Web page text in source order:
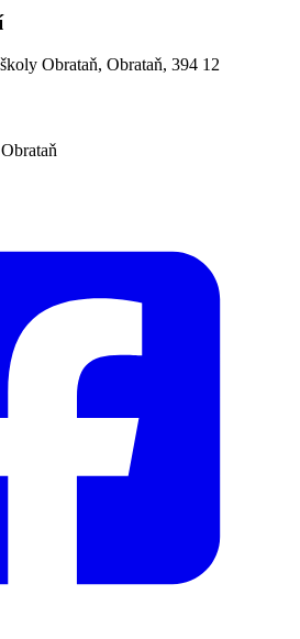
Obrataň, Obrataň, 394 12